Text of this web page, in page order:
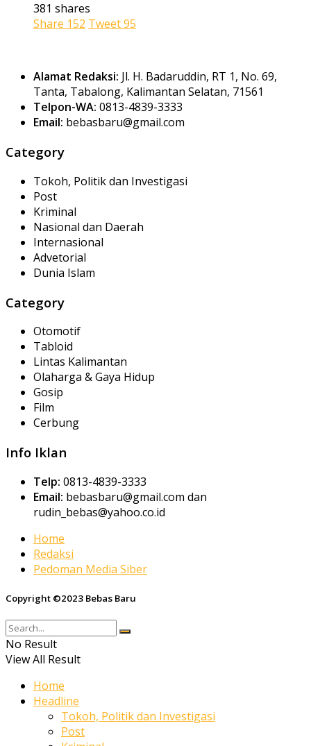
381 shares
Share 152 Tweet95
Alamat Redaksi: Jl. H. Badaruddin, RT 1, No. 69,
Tanta, Tabalong, Kalimantan Selatan, 71561
Telpon-WA: 0813-4839-3333
Email: bebasbaru@gmail.com
Category
Tokoh, Politik dan Investigasi
Post
Kriminal
Nasional dan Daerah
Internasional
Advetorial
Dunia Islam
Category
Otomotif
Tabloid
Lintas Kalimantan
Olaharga & Gaya Hidup
Gosip
Film
Cerbung
Info Iklan
Telp: 0813-4839-3333
Email: bebasbaru@gmail.com dan
rudin_bebas@yahoo.co.id
Home
Redaksi
Pedoman Media Siber
Copyright ©2023 Bebas Baru
No Result
View All Result
Home
Headline
Tokoh, Politik dan Investigasi
Post